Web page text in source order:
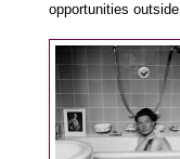
opportunities